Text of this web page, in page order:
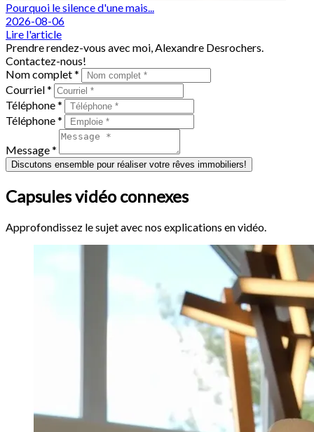
Pourquoi le silence d'une mais...
2026-08-06
Lire l'article
Prendre rendez-vous avec moi, Alexandre Desrochers.
Contactez-nous!
Nom complet *
Courriel *
Téléphone *
Téléphone *
Message *
Discutons ensemble pour réaliser votre rêves immobiliers!
Capsules vidéo connexes
Approfondissez le sujet avec nos explications en vidéo.